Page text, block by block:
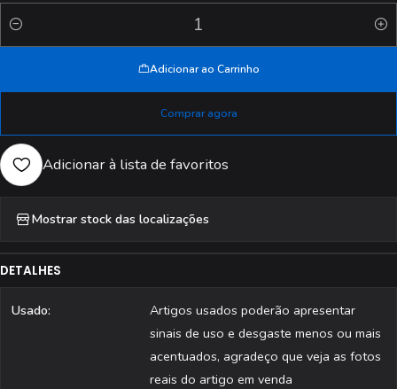
Quantidade
Adicionar ao Carrinho
Comprar agora
Adicionar à lista de favoritos
Mostrar stock das localizações
DETALHES
Usado:
Artigos usados poderão apresentar
sinais de uso e desgaste menos ou mais
acentuados, agradeço que veja as fotos
reais do artigo em venda